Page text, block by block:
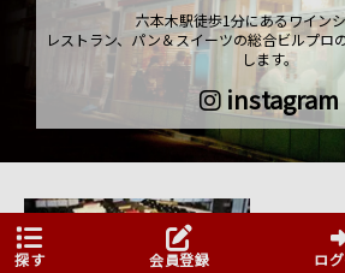
探す 会員登録 ロ
六本木駅徒歩1分にあるワインシ
レストラン、パン＆スイーツの総合ビルプロ
します。
instagram